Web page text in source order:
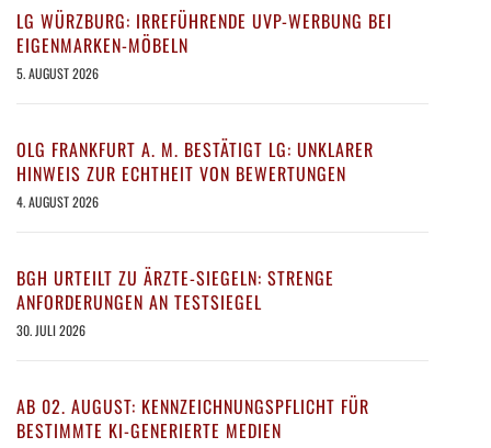
LG WÜRZBURG: IRREFÜHRENDE UVP-WERBUNG BEI
EIGENMARKEN-MÖBELN
5. AUGUST 2026
OLG FRANKFURT A. M. BESTÄTIGT LG: UNKLARER
HINWEIS ZUR ECHTHEIT VON BEWERTUNGEN
4. AUGUST 2026
BGH URTEILT ZU ÄRZTE-SIEGELN: STRENGE
ANFORDERUNGEN AN TESTSIEGEL
30. JULI 2026
AB 02. AUGUST: KENNZEICHNUNGSPFLICHT FÜR
BESTIMMTE KI-GENERIERTE MEDIEN